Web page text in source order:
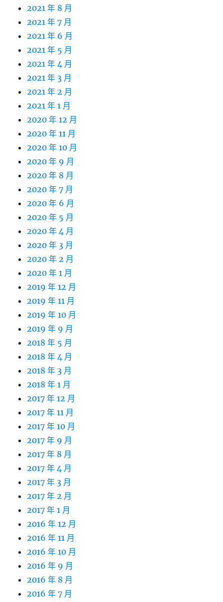
2021 年 8 月
2021 年 7 月
2021 年 6 月
2021 年 5 月
2021 年 4 月
2021 年 3 月
2021 年 2 月
2021 年 1 月
2020 年 12 月
2020 年 11 月
2020 年 10 月
2020 年 9 月
2020 年 8 月
2020 年 7 月
2020 年 6 月
2020 年 5 月
2020 年 4 月
2020 年 3 月
2020 年 2 月
2020 年 1 月
2019 年 12 月
2019 年 11 月
2019 年 10 月
2019 年 9 月
2018 年 5 月
2018 年 4 月
2018 年 3 月
2018 年 1 月
2017 年 12 月
2017 年 11 月
2017 年 10 月
2017 年 9 月
2017 年 8 月
2017 年 4 月
2017 年 3 月
2017 年 2 月
2017 年 1 月
2016 年 12 月
2016 年 11 月
2016 年 10 月
2016 年 9 月
2016 年 8 月
2016 年 7 月